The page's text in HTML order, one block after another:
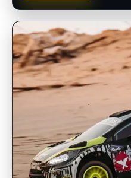
INSCRIPCIONES ABIERTAS